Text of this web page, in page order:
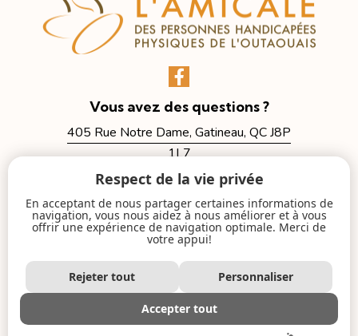
Vous avez des questions ?
405 Rue Notre Dame, Gatineau, QC J8P
1L7
819-663-2999 in **@ *****le.ca
L’Amicale des personnes handicapées physiques de
2026Tout droits réservés © |Politique de
confidentialité
Respect de la vie privée
En acceptant de nous partager certaines informations de
navigation, vous nous aidez à nous améliorer et à vous
offrir une expérience de navigation optimale. Merci de
votre appui!
Rejeter tout Personnaliser
Accepter tout